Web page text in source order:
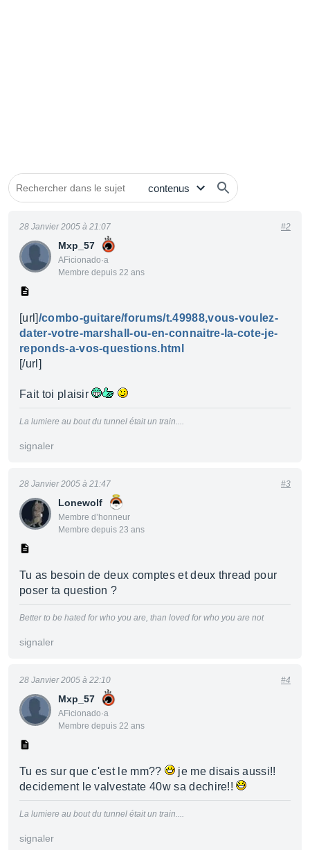
Mxp_57
AFicionado·a
Membre depuis 22 ans
28 Janvier 2005 à 21:07 #2
[url]/combo-guitare/forums/t.49988,vous-voulez-
dater-votre-marshall-ou-en-connaitre-la-cote-je-
reponds-a-vos-questions.html
[/url]
Fait toi plaisir
La lumiere au bout du tunnel était un train....
signaler
Lonewolf
Membre d’honneur
Membre depuis 23 ans
28 Janvier 2005 à 21:47 #3
Tu as besoin de deux comptes et deux thread pour
poser ta question ?
Better to be hated for who you are, than loved for who you are not
signaler
Mxp_57
AFicionado·a
Membre depuis 22 ans
28 Janvier 2005 à 22:10 #4
Tu es sur que c'est le mm??
je me disais aussi!!
decidement le valvestate 40w sa dechire!!
La lumiere au bout du tunnel était un train....
signaler